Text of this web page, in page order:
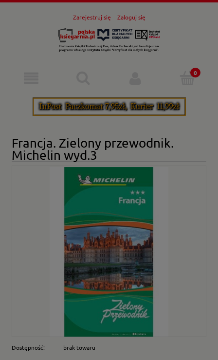
Zarejestruj się Zaloguj się
Francja. Zielony przewodnik.
Michelin wyd.3
Dostępność: brak towaru